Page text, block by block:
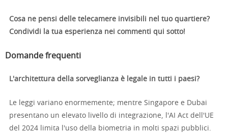
Cosa ne pensi delle telecamere invisibili nel tuo quartiere?
Condividi la tua esperienza nei commenti qui sotto!
Domande frequenti
L'architettura della sorveglianza è legale in tutti i paesi?
Le leggi variano enormemente; mentre Singapore e Dubai
presentano un elevato livello di integrazione, l'AI Act dell'UE
del 2024 limita l'uso della biometria in molti spazi pubblici.